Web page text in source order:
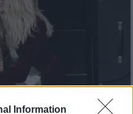
Information